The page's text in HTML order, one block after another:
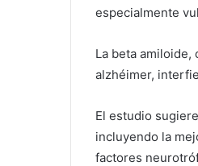
especialmente
La beta
alzhéimer,
El estudio
incluyendo la
factores